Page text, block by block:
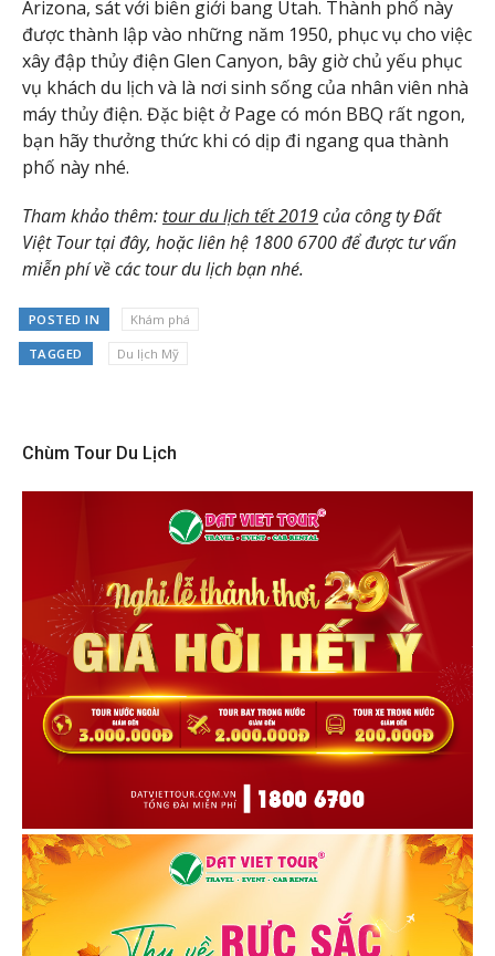
Arizona, sát với biên giới bang Utah. Thành phố này
được thành lập vào những năm 1950, phục vụ cho việc
xây đập thủy điện Glen Canyon, bây giờ chủ yếu phục
vụ khách du lịch và là nơi sinh sống của nhân viên nhà
máy thủy điện. Đặc biệt ở Page có món BBQ rất ngon,
bạn hãy thưởng thức khi có dịp đi ngang qua thành
phố này nhé.
Tham khảo thêm:tour du lịch tết 2019của công ty Đất
Việt Tour tại đây, hoặc liên hệ 1800 6700 để được tư vấn
miễn phí về các tour du lịch bạn nhé.
POSTED IN Khám phá
TAGGED Du lịch Mỹ
Chùm Tour Du Lịch